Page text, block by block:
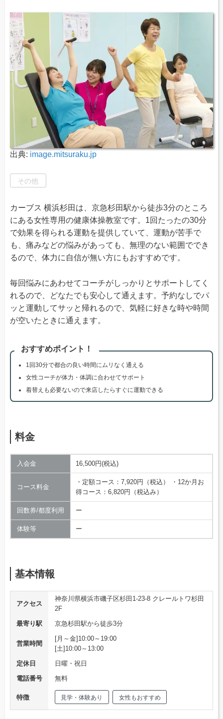
出典: image.mitsuraku.jp
その他
カーブス 横浜杉田は、京急杉田駅から徒歩3分のところ
にある女性専用の健康体操教室です。1回たったの30分
で効果を得られる運動を提供していて、運動が苦手で
も、痛みなどの悩みがあっても、無理のない範囲ででき
るので、体力に自信が無い方にもおすすめです。
毎回悩みにあわせてコーチがしっかりとサポートしてく
れるので、どなたでも安心して通えます。予約なしでパ
ッと運動してサッと帰れるので、気軽に好きな時や時間
が空いたときに通えます。
おすすめポイント！
1回30分で都合の良い時間にムリなく通える
女性コーチが体力・体調に合わせてサポート
着替えも必要ないので来店したらすぐに運動できる
料金
入会金 16,500円(税込)
コース料金
・定額コース：7,920円（税込） ・12か月お
得コース：6,820円（税込み）
回数券/都度利用 ー
体験等 ー
基本情報
アクセス
神奈川県横浜市磯子区杉田1-23-8 クレールトワ杉田
2F
最寄り駅
京急杉田駅から徒歩3分
営業時間
[月～金]10:00～19:00
[土]10:00～13:00
定休日
日曜・祝日
電話番号
無料
特徴 見学・体験あり 女性もおすすめ